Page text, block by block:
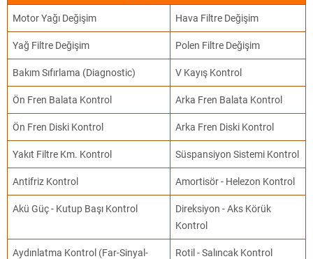
Motor Yağı Değişim Hava Filtre Değişim
Yağ Filtre Değişim Polen Filtre Değişim
Bakım Sıfırlama (Diagnostic) V Kayış Kontrol
Ön Fren Balata Kontrol Arka Fren Balata Kontrol
Ön Fren Diski Kontrol Arka Fren Diski Kontrol
Yakıt Filtre Km. Kontrol Süspansiyon Sistemi Kontrol
Antifriz Kontrol Amortisör - Helezon Kontrol
Akü Güç - Kutup Başı Kontrol
Direksiyon - Aks Körük
Kontrol
Aydınlatma Kontrol (Far-Sinyal-
Rotil - Salıncak Kontrol